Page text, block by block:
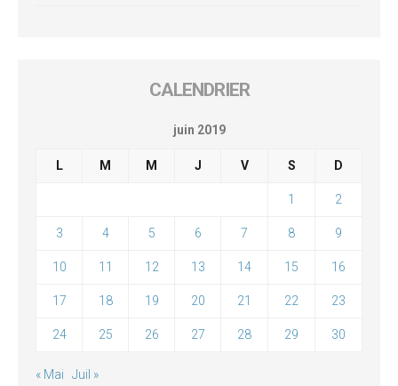
CALENDRIER
juin 2019
L M M J V S D
1 2
3 4 5 6 7 8 9
10 11 12 13 14 15 16
17 18 19 20 21 22 23
24 25 26 27 28 29 30
« Mai Juil »